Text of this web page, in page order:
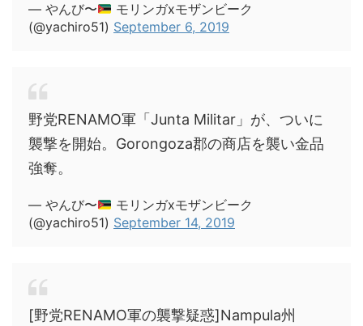
— やんび〜
モリンガxモザンビーク
(@yachiro51) September 6, 2019
野党RENAMO軍「Junta Militar」が、ついに
襲撃を開始。Gorongoza郡の商店を襲い金品
強奪。
— やんび〜
モリンガxモザンビーク
(@yachiro51) September 14, 2019
[野党RENAMO軍の襲撃疑惑]Nampula州